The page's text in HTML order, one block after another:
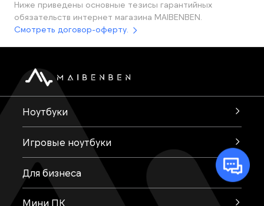
Ниже приведены основные тезисы гарантийных
обязательств интернет магазина MAIBENBEN.
Смотреть договор-оферту.
Ноутбуки
Игровые ноутбуки
Для бизнеса
Мини ПК